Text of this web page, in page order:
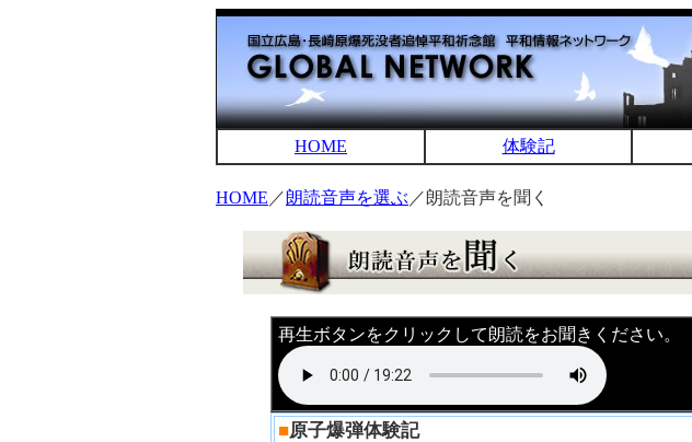
HOME 体験記
HOME ／朗読音声を選ぶ ／朗読音声を聞く
再生ボタンをクリックして朗読をお聞きください。
■原子爆弾体験記